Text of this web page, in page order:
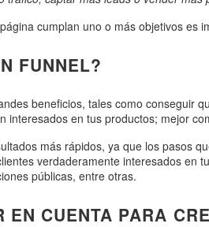
cumplan uno o más objetivos
FUNNEL?
beneficios, tales como conseguir
interesados en tus productos; mejor
más rápidos, ya que los pasos
verdaderamente interesados en
públicas, entre otras.
EN CUENTA PARA